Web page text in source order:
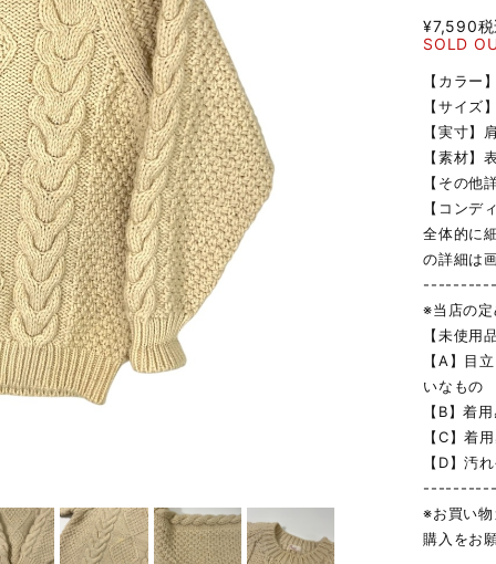
¥7,590
SOLD
【カラー
【サイズ
【実寸
【素材
【その他
【コンデ
全体的に
の詳細は
※当店の
【未使用
【A】目
いなもの
【B】着
【C】着
【D】汚
※お買い
購入をお